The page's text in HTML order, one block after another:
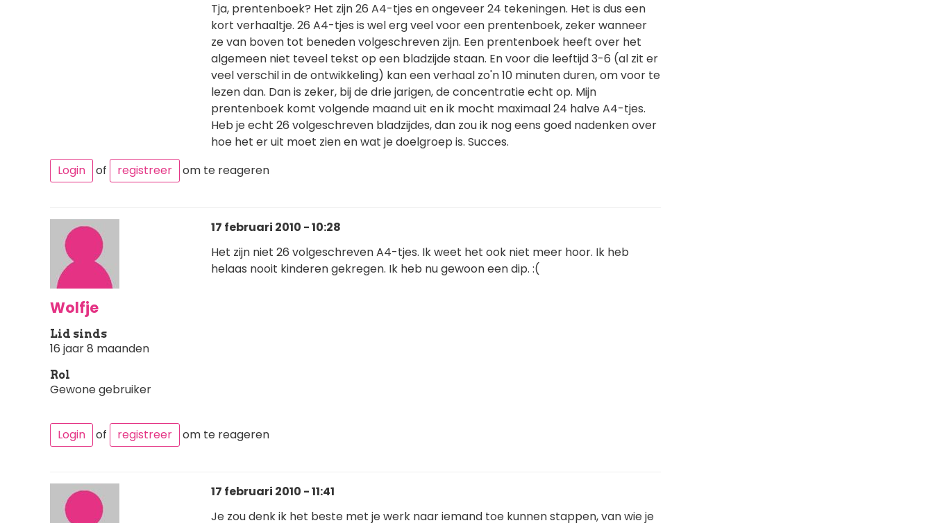
Tja, prentenboek? Het zijn 26 A4-tjes en ongeveer 24 tekeningen. Het is dus een
kort verhaaltje. 26 A4-tjes is wel erg veel voor een prentenboek, zeker wanneer
ze van boven tot beneden volgeschreven zijn. Een prentenboek heeft over het
algemeen niet teveel tekst op een bladzijde staan. En voor die leeftijd 3-6 (al zit er
veel verschil in de ontwikkeling) kan een verhaal zo'n 10 minuten duren, om voor te
lezen dan. Dan is zeker, bij de drie jarigen, de concentratie echt op. Mijn
prentenboek komt volgende maand uit en ik mocht maximaal 24 halve A4-tjes.
Heb je echt 26 volgeschreven bladzijdes, dan zou ik nog eens goed nadenken over
hoe het er uit moet zien en wat je doelgroep is. Succes.
Login
of registreer om te reageren
Wolfje
Lid sinds
16 jaar 8 maanden
Rol
Gewone gebruiker
17 februari 2010 - 10:28
Het zijn niet 26 volgeschreven A4-tjes. Ik weet het ook niet meer hoor. Ik heb
helaas nooit kinderen gekregen. Ik heb nu gewoon een dip. :(
Login of registreer om te reageren
17 februari 2010 - 11:41
Je zou denk ik het beste met je werk naar iemand toe kunnen stappen, van wie je